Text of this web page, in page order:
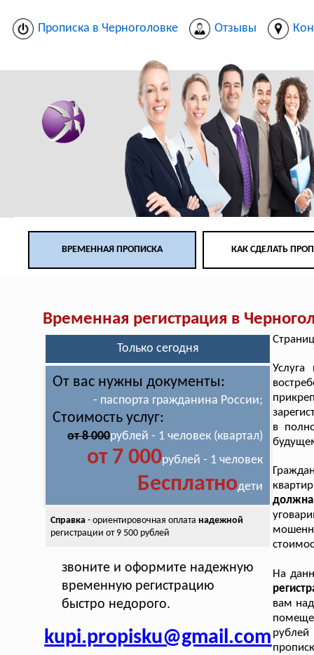
Прописка в Черноголовке Отзывы
ВРЕМЕННАЯ ПРОПИСКА КАК СДЕЛАТЬ
Временная регистрация в
Только сегодня
От вас нужны документы:
- паспорта гражданина России;
Стоимость услуг:
от 8 000рублей - 1 человек (квартал)
от 7 000рублей - 1 человек
Бесплатнодети
Справка- ориентировочная оплата надежной
регистрации от 9 500 рублей
звоните и оформите надежную
временную регистрацию
быстро недорого.
kupi.propisku@gmail.com
в
На
вам